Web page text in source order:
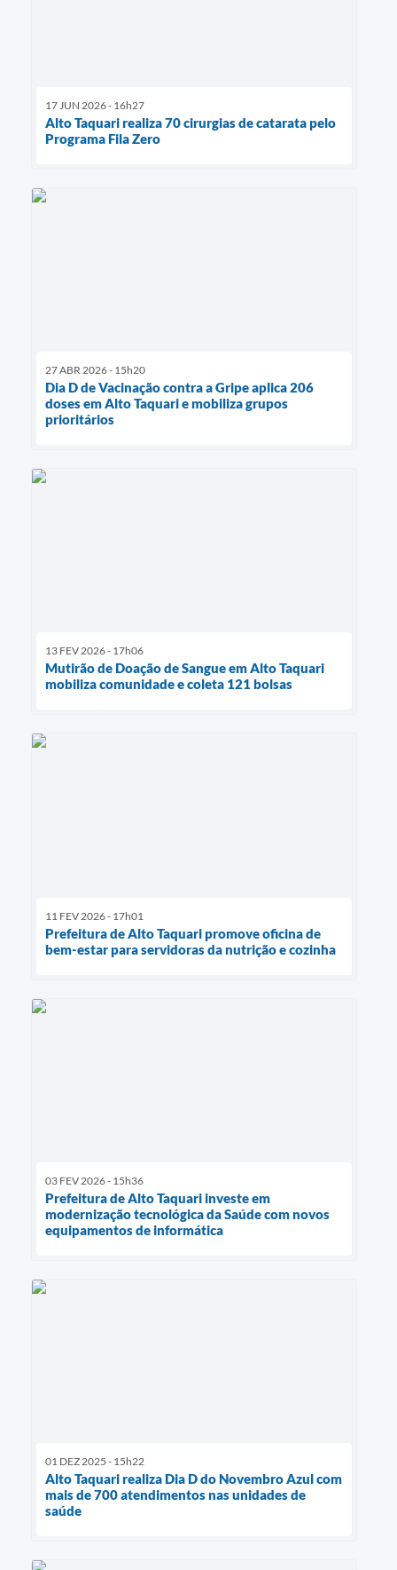
17 JUN 2026 - 16h27
Alto Taquari realiza 70 cirurgias de catarata pelo
Programa Fila Zero
27 ABR 2026 - 15h20
Dia D de Vacinação contra a Gripe aplica 206
doses em Alto Taquari e mobiliza grupos
prioritários
13 FEV 2026 - 17h06
Mutirão de Doação de Sangue em Alto Taquari
mobiliza comunidade e coleta 121 bolsas
11 FEV 2026 - 17h01
Prefeitura de Alto Taquari promove oficina de
bem-estar para servidoras da nutrição e cozinha
03 FEV 2026 - 15h36
Prefeitura de Alto Taquari investe em
modernização tecnológica da Saúde com novos
equipamentos de informática
01 DEZ 2025 - 15h22
Alto Taquari realiza Dia D do Novembro Azul com
mais de 700 atendimentos nas unidades de
saúde